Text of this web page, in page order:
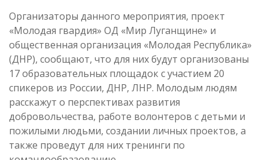
Организаторы данного мероприятия, проект
«Молодая гвардия» ОД «Мир Луганщине» и
общественная организация «Молодая Республика»
(ДНР), сообщают, что для них будут организованы
17 образовательных площадок с участием 20
спикеров из России, ДНР, ЛНР. Молодым людям
расскажут о перспективах развития
добровольчества, работе волонтеров с детьми и
пожилыми людьми, создании личных проектов, а
также проведут для них тренинги по